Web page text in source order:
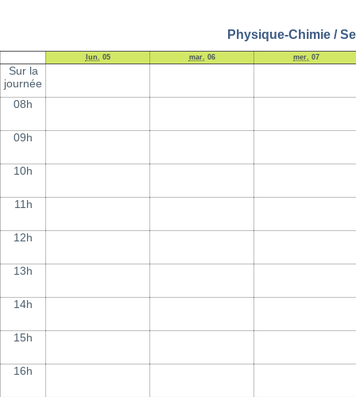
Physique-Chimie /
lun. 05 mar. 06 mer. 07
Sur la
journée
08h
09h
10h
11h
12h
13h
14h
15h
16h